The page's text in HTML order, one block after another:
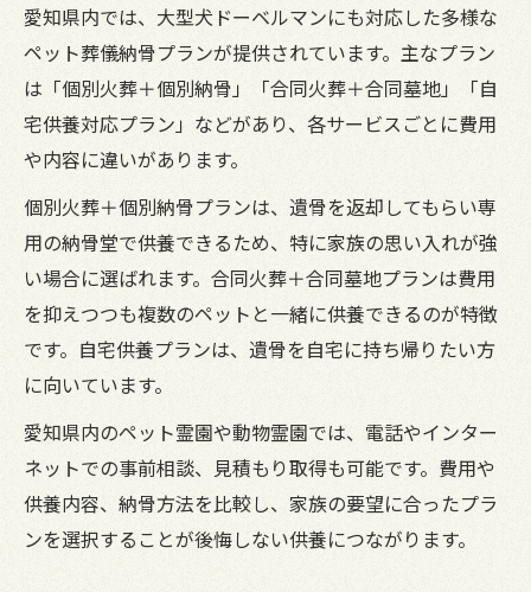
愛知県内では、大型犬ドーベルマンにも対応した多様な
ペット葬儀納骨プランが提供されています。主なプラン
は「個別火葬＋個別納骨」「合同火葬＋合同墓地」「自
宅供養対応プラン」などがあり、各サービスごとに費用
や内容に違いがあります。
個別火葬＋個別納骨プランは、遺骨を返却してもらい専
用の納骨堂で供養できるため、特に家族の思い入れが強
い場合に選ばれます。合同火葬＋合同墓地プランは費用
を抑えつつも複数のペットと一緒に供養できるのが特徴
です。自宅供養プランは、遺骨を自宅に持ち帰りたい方
に向いています。
愛知県内のペット霊園や動物霊園では、電話やインター
ネットでの事前相談、見積もり取得も可能です。費用や
供養内容、納骨方法を比較し、家族の要望に合ったプラ
ンを選択することが後悔しない供養につながります。